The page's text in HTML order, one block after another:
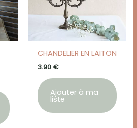
CHANDELIER EN LAITON
3.90 €
Ajouter à ma
liste